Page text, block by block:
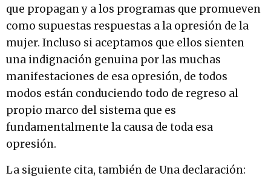
que propagan y a los programas que promueven
como supuestas respuestas a la opresión de la
mujer. Incluso si aceptamos que ellos sienten
una indignación genuina por las muchas
manifestaciones de esa opresión, de todos
modos están conduciendo todo de regreso al
propio marco del sistema que es
fundamentalmente la causa de toda esa
opresión.
La siguiente cita, también de Una declaración: